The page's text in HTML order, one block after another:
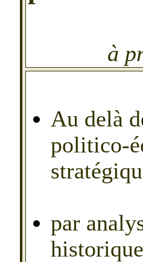
à
Au delà
politico-
par